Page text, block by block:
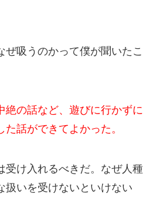
ぜ吸うのかって僕が聞いたこ
絶の話など、遊びに行かずに
話ができてよかった。
受け入れるべきだ。なぜ人種
扱いを受けないといけない